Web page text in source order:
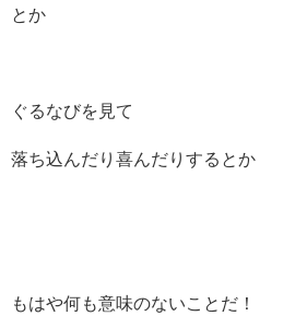
とか
ぐるなびを見て
落ち込んだり喜んだりするとか
もはや何も意味のないことだ！